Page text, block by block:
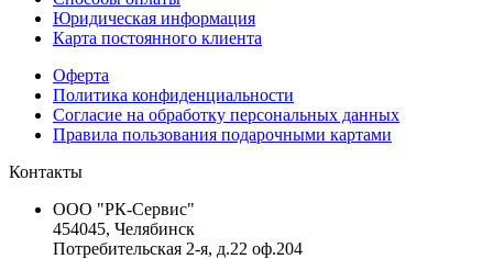
Юридическая информация
Карта постоянного клиента
Оферта
Политика конфиденциальности
Согласие на обработку персональных данных
Правила пользования подарочными картами
Контакты
ООО "РК-Сервис"
454045, Челябинск
Потребительская 2-я, д.22 оф.204